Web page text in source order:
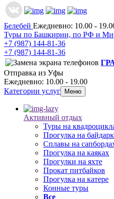
Белебей Ежедневно: 10.00 -
Туры по Башкирии, по РФ и
+7 (987) 144-81-36
+7 (987) 144-81-36
Отправка из Уфы
Ежедневно: 10.00 - 19.00
Категории услуг
Меню
Активный отдых
Туры на
Прогулка на
Сплавы на
Прогулка на каяках
Прогулки на яхте
Прокат питбайков
Прогулка на катере
Конные туры
Все